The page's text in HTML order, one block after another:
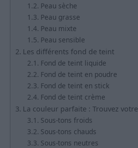
Peau sèche
Peau grasse
Peau mixte
Peau sensible
Les différents fond de teint
Fond de teint liquide
Fond de teint en poudre
Fond de teint en stick
Fond de teint crème
La couleur parfaite : Trouvez
Sous-tons froids
Sous-tons chauds
Sous-tons neutres